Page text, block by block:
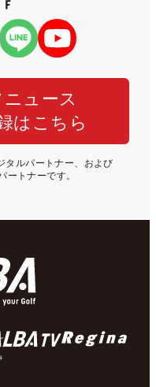
ュース
はこちら
タルパートナー、および
ートナーです。